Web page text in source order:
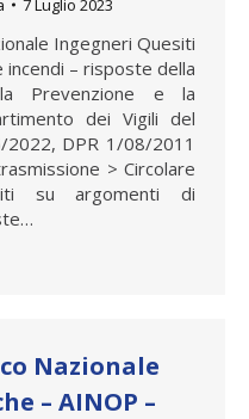
Ingegneri Quesiti
– risposte della
Prevenzione e la
dei Vigili del
DPR 1/08/2011
> Circolare
su argomenti di
Nazionale
– AINOP –